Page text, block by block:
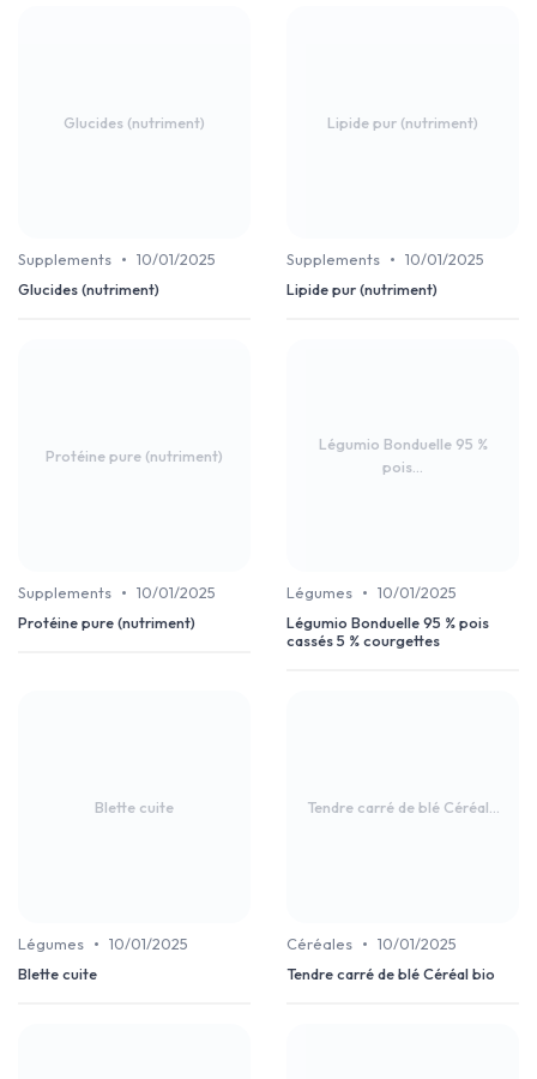
Glucides (nutriment)
Supplements • 10/01/2025
Glucides (nutriment)
Lipide pur (nutriment)
Supplements • 10/01/2025
Lipide pur (nutriment)
Protéine pure (nutriment)
Supplements • 10/01/2025
Protéine pure (nutriment)
Légumio Bonduelle 95 %
pois...
Légumes • 10/01/2025
Légumio Bonduelle 95 % pois
cassés 5 % courgettes
Blette cuite
Légumes • 10/01/2025
Blette cuite
Tendre carré de blé Céréal...
Céréales • 10/01/2025
Tendre carré de blé Céréal bio